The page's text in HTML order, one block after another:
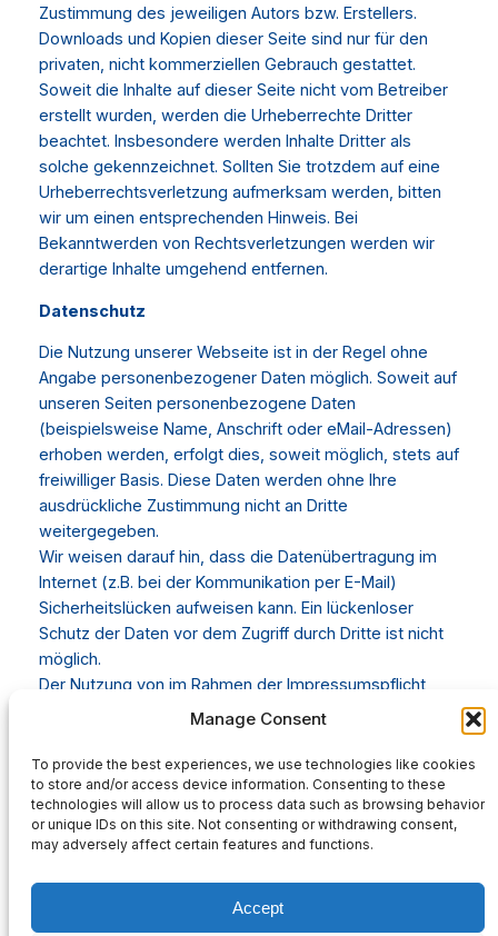
Manage Consent
To provide the best experiences, we use technologies like cookies
to store and/or access device information. Consenting to these
technologies will allow us to process data such as browsing behavior
or unique IDs on this site. Not consenting or withdrawing consent,
may adversely affect certain features and functions.
Accept
Zustimmung des jeweiligen Autors bzw. Erstellers.
Downloads und Kopien dieser Seite sind nur für den
privaten, nicht kommerziellen Gebrauch gestattet.
Soweit die Inhalte auf dieser Seite nicht vom Betreiber
erstellt wurden, werden die Urheberrechte Dritter
beachtet. Insbesondere werden Inhalte Dritter als
solche gekennzeichnet. Sollten Sie trotzdem auf eine
Urheberrechtsverletzung aufmerksam werden, bitten
wir um einen entsprechenden Hinweis. Bei
Bekanntwerden von Rechtsverletzungen werden wir
derartige Inhalte umgehend entfernen.
Datenschutz
Die Nutzung unserer Webseite ist in der Regel ohne
Angabe personenbezogener Daten möglich. Soweit auf
unseren Seiten personenbezogene Daten
(beispielsweise Name, Anschrift oder eMail-Adressen)
erhoben werden, erfolgt dies, soweit möglich, stets auf
freiwilliger Basis. Diese Daten werden ohne Ihre
ausdrückliche Zustimmung nicht an Dritte
weitergegeben.
Wir weisen darauf hin, dass die Datenübertragung im
Internet (z.B. bei der Kommunikation per E-Mail)
Sicherheitslücken aufweisen kann. Ein lückenloser
Schutz der Daten vor dem Zugriff durch Dritte ist nicht
möglich.
Der Nutzung von im Rahmen der Impressumspflicht
veröffentlichten Kontaktdaten durch Dritte zur
Werbung und Informationsmaterialien wird hiermit
ausdrücklich widersprochen. Die Betreiber der Seiten
behalten sich ausdrücklich rechtliche Schritte im Falle
der unverlangten Zusendung von Werbeinformationen,
Website Impressum erstellt durch
generator.devon derKanzlei Hasselbach